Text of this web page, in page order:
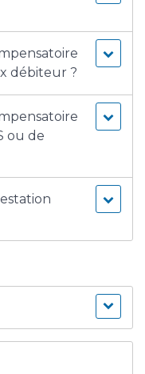
débiteur ?
ou de